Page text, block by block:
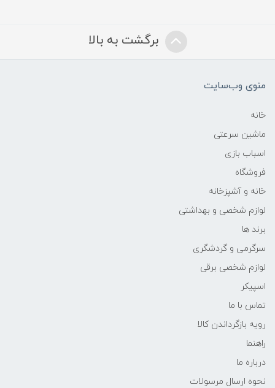
برگشت به بالا
منوی وب‌سایت
خانه
ماشین سرعتی
اسباب بازی
فروشگاه
خانه و آشپزخانه
لوازم شخصی و بهداشتی
برند ها
سرگرمی و گردشگری
لوازم شخصی برقی
اسپیکر
تماس با ما
رویه بازگرداندن کالا
راهنما
درباره ما
نحوه ارسال مرسولات